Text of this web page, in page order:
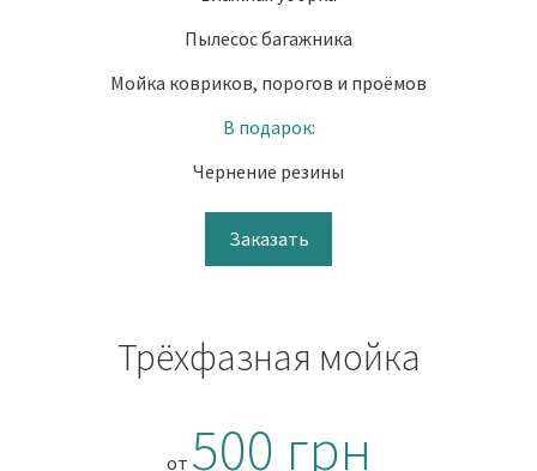
Пылесос багажника
Мойка ковриков, порогов и проёмов
В подарок:
Чернение резины
Заказать
Трёхфазная мойка
от 500 грн